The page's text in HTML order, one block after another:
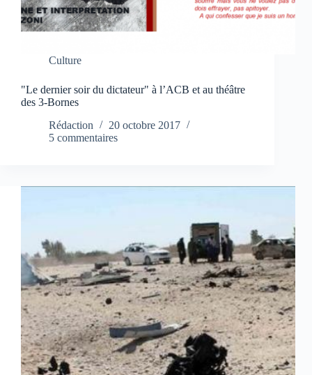
Culture
"Le dernier soir du dictateur" à l’ACB et au théâtre
des 3-Bornes
Rédaction
20 octobre 2017
5 commentaires